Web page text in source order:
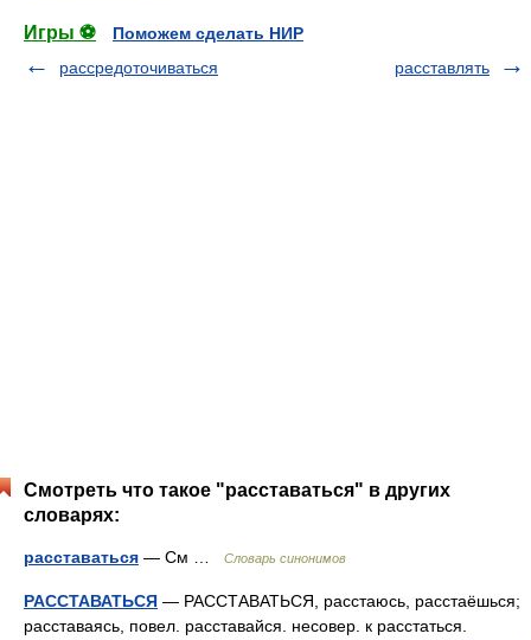
Игры ⚽
Поможем сделать НИР
рассредоточиваться
расставлять
Смотреть что такое "расставаться" в других
словарях:
расставаться — См … Словарь синонимов
РАССТАВАТЬСЯ — РАССТАВАТЬСЯ, расстаюсь, расстаёшься;
расставаясь, повел. расставайся. несовер. к расстаться.